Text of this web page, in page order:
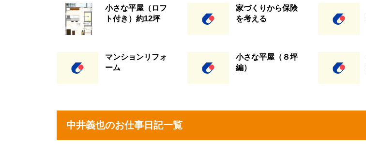
小さな平屋（ロフ
ト付き）約12坪
家づくりから保険
を考える
マンションリフォ
ーム
小さな平屋（８坪
編）
中井義也のお仕事日記一覧